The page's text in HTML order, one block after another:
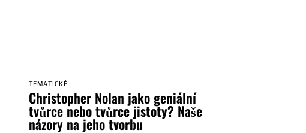
TEMATICKÉ
Christopher Nolan jako geniální
tvůrce nebo tvůrce jistoty? Naše
názory na jeho tvorbu